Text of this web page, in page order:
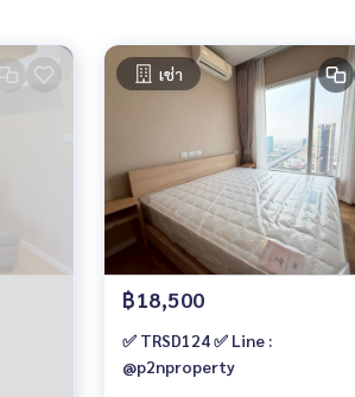
เช่า
฿18,500
✅ TRSD124 ✅ Line :
@p2nproperty